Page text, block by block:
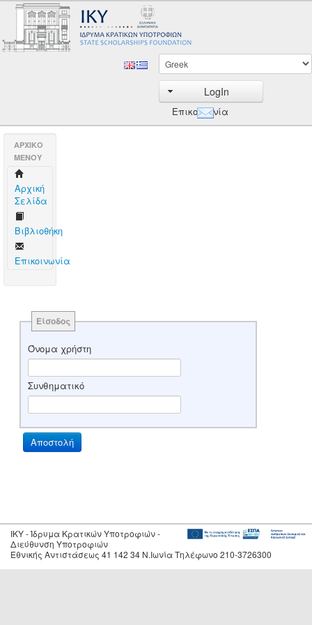
LogIn
Επικοινωνία
AΡΧΙΚΟ
ΜΕΝΟΥ
Aρχική
Σελίδα
Βιβλιοθήκη
Επικοινωνία
Είσοδος
Όνομα χρήστη
Συνθηματικό
IKY - Ίδρυμα Κρατικών Υποτροφιών -
Διεύθυνση Υποτροφιών
Εθνικής Αντιστάσεως 41 142 34 Ν.Ιωνία Τηλέφωνο 210-3726300